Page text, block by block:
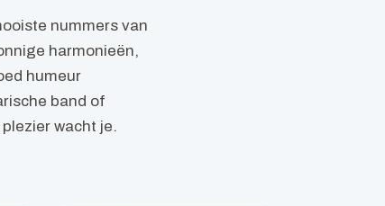
nummers van
harmonieën,
humeur
band of
wacht je.